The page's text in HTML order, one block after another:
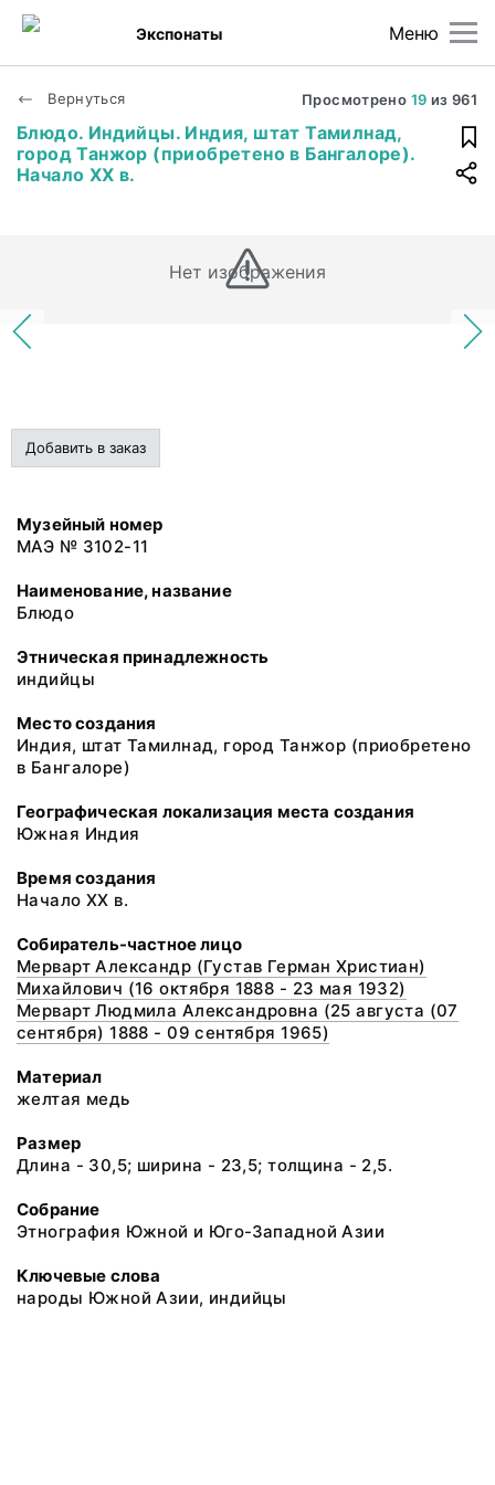
Меню
Экспонаты
Вернуться Просмотрено 19 из 961
Блюдо. Индийцы. Индия, штат Тамилнад,
город Танжор (приобретено в Бангалоре).
Начало XX в.
Нет изображения
Добавить в заказ
Музейный номер
МАЭ № 3102-11
Наименование, название
Блюдо
Этническая принадлежность
индийцы
Место создания
Индия, штат Тамилнад, город Танжор (приобретено
в Бангалоре)
Географическая локализация места создания
Южная Индия
Время создания
Начало XX в.
Собиратель-частное лицо
Мерварт Александр (Густав Герман Христиан)
Михайлович (16 октября 1888 - 23 мая 1932)
Мерварт Людмила Александровна (25 августа (07
сентября) 1888 - 09 сентября 1965)
Материал
желтая медь
Размер
Длина - 30,5; ширина - 23,5; толщина - 2,5.
Собрание
Этнография Южной и Юго-Западной Азии
Ключевые слова
народы Южной Азии, индийцы